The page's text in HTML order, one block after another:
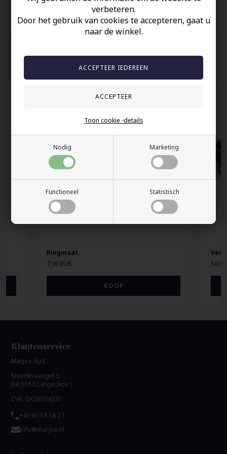
verbeteren.
Door het gebruik van cookies te accepteren, gaat u
naar de winkel.
Nodig Marketing
Functioneel Statistisch
Toon cookie -details
Snelle bezorging
Anderen gekocht hebben ook
Ringmaat.
7,00 EUR
Klantenservice
Marjoe ApS
Smedevaenget 5
DK-5550 Langeskov C
CVR: DK28504071
+45 60 53 18 27
info@marjoe.nl